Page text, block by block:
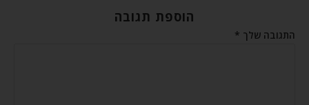
הוספת תגובה
התגובה שלך *